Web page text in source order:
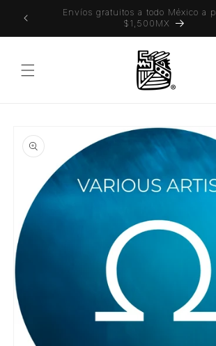
directamenteEnvíos gratuitos a todo México a
$1,500MX
a la
información
del producto